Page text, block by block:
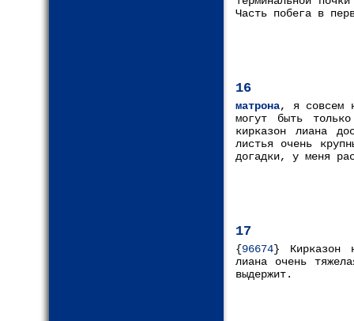
Часть побега в
16
матрона, я совсем
могут быть
кирказон лиана
листья очень
догадки, у меня
17
{96674} Кирказон
лиана очень
выдержит.